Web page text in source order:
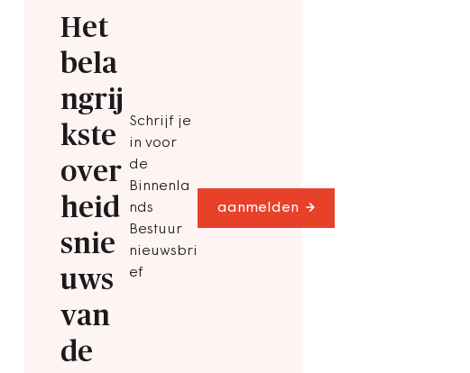
Het
bela
ngrij
kste
over
heid
snie
uws
van
de
Schrijf je
in voor
de
Binnenla
nds
Bestuur
nieuwsbri
ef
aanmelden